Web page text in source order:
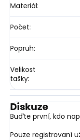
Materiál:
Počet:
Popruh:
Velikost
tašky:
Diskuze
Buďte první, kdo
Pouze registrovaní